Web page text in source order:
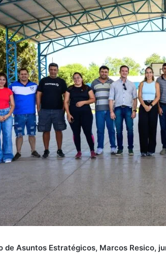
de Asuntos Estratégicos, Marcos Resico,